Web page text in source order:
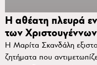
Η αθέατη πλευρά
των Χριστουγέννων
Η Μαρίτα Σκανδάλη
ζητήματα που